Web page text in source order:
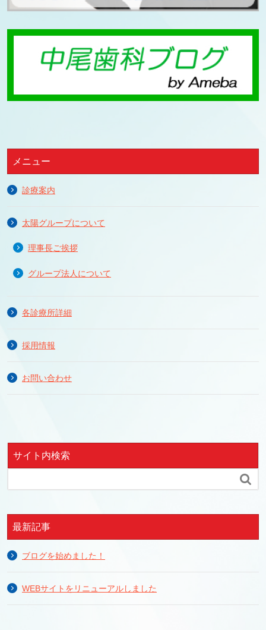
メニュー
診療案内
太陽グループについて
理事長ご挨拶
グループ法人について
各診療所詳細
採用情報
お問い合わせ
サイト内検索

最新記事
ブログを始めました！
WEBサイトをリニューアルしました